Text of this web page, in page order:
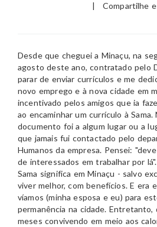
|Compartilhe
Desde que cheguei a Minaçu, na
agosto deste ano, contratado pelo
parar de enviar currículos e me
novo emprego e à nova cidade em
incentivado pelos amigos que ia
ao encaminhar um currículo à Sama.
documento foi a algum lugar ou a
que jamais fui contactado pelo
Humanos da empresa. Pensei:
de interessados em trabalhar por
Sama significa em Minaçu - salvo
viver melhor, com benefícios. E era
víamos (minha esposa e eu) para
permanência na cidade.
meses convivendo em meio aos